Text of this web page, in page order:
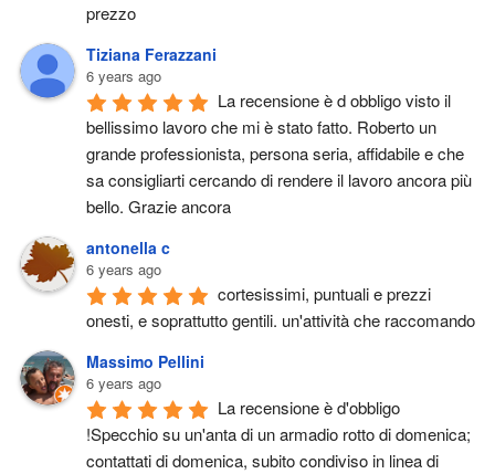
prezzo
Tiziana Ferazzani
6 years ago
La recensione è d obbligo visto il
bellissimo lavoro che mi è stato fatto. Roberto un
grande professionista, persona seria, affidabile e che
sa consigliarti cercando di rendere il lavoro ancora più
bello. Grazie ancora
antonella c
6 years ago
cortesissimi, puntuali e prezzi
onesti, e soprattutto gentili. un'attività che raccomando
Massimo Pellini
6 years ago
La recensione è d'obbligo
!Specchio su un'anta di un armadio rotto di domenica;
contattati di domenica, subito condiviso in linea di